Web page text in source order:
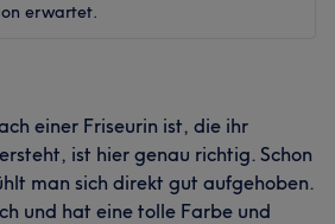
erwartet.
einer Friseurin ist, die ihr
ist hier genau richtig. Schon
man sich direkt gut aufgehoben.
und hat eine tolle Farbe und